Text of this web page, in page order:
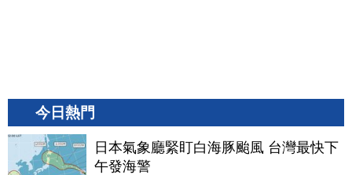
今日熱門
日本氣象廳緊盯白海豚颱風 台灣最快下
午發海警